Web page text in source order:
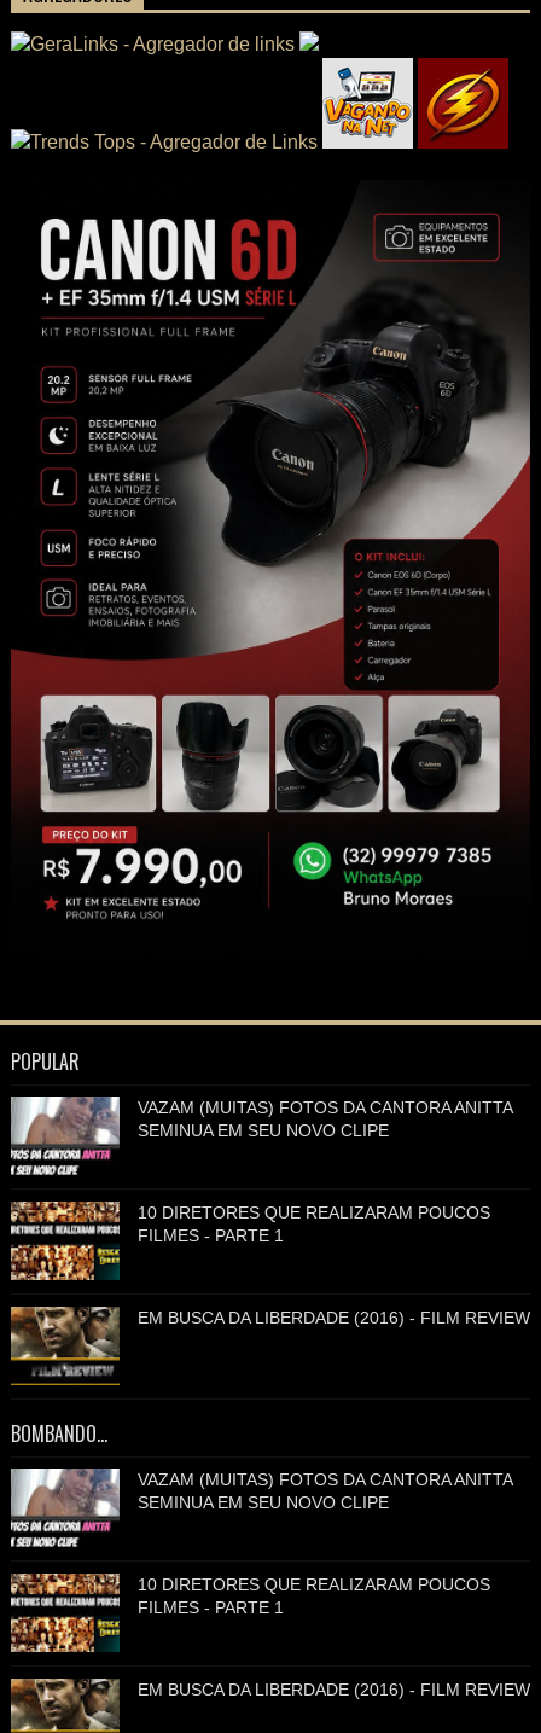
POPULAR
VAZAM (MUITAS) FOTOS DA CANTORA ANITTA
SEMINUA EM SEU NOVO CLIPE
10 DIRETORES QUE REALIZARAM POUCOS
FILMES - PARTE 1
EM BUSCA DA LIBERDADE (2016) - FILM REVIEW
BOMBANDO...
VAZAM (MUITAS) FOTOS DA CANTORA ANITTA
SEMINUA EM SEU NOVO CLIPE
10 DIRETORES QUE REALIZARAM POUCOS
FILMES - PARTE 1
EM BUSCA DA LIBERDADE (2016) - FILM REVIEW